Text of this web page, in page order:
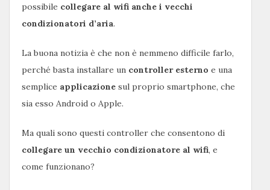
possibile collegare al wifi anche i vecchi
condizionatori d’aria.
La buona notizia è che non è nemmeno difficile farlo,
perché basta installare un controller esterno e una
semplice applicazione sul proprio smartphone, che
sia esso Android o Apple.
Ma quali sono questi controller che consentono di
collegare un vecchio condizionatore al wifi, e
come funzionano?